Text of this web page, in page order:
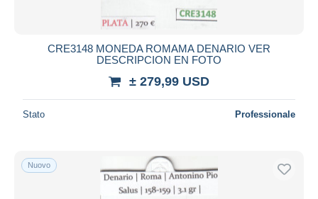
CRE3148 MONEDA ROMAMA DENARIO VER
DESCRIPCION EN FOTO
± 279,99 USD
Stato Professionale
Nuovo